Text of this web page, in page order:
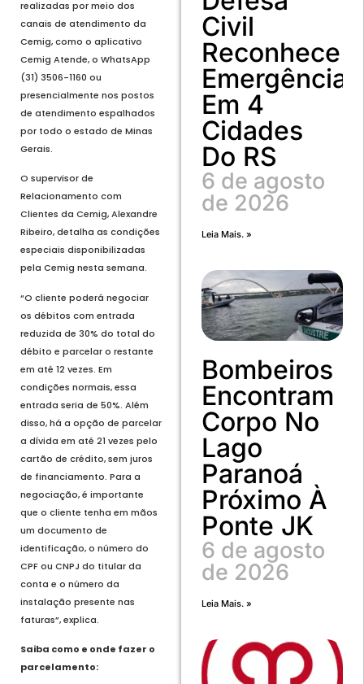
realizadas por meio dos
canais de atendimento da
Cemig, como o aplicativo
Cemig Atende, o WhatsApp
(31) 3506-1160 ou
presencialmente nos postos
de atendimento espalhados
por todo o estado de Minas
Gerais.
O supervisor de
Relacionamento com
Clientes da Cemig, Alexandre
Ribeiro, detalha as condições
especiais disponibilizadas
pela Cemig nesta semana.
“O cliente poderá negociar
os débitos com entrada
reduzida de 30% do total do
débito e parcelar o restante
em até 12 vezes. Em
condições normais, essa
entrada seria de 50%. Além
disso, há a opção de parcelar
a dívida em até 21 vezes pelo
cartão de crédito, sem juros
de financiamento. Para a
negociação, é importante
que o cliente tenha em mãos
um documento de
identificação, o número do
CPF ou CNPJ do titular da
conta e o número da
instalação presente nas
faturas”, explica.
Saiba como e onde fazer o
parcelamento:
Civil
Reconhece
Emergência
Em 4
Cidades
Do RS
6 de agosto
de 2026
Leia Mais. »
Bombeiros
Encontram
Corpo No
Lago
Paranoá
Próximo À
Ponte JK
6 de agosto
de 2026
Leia Mais. »